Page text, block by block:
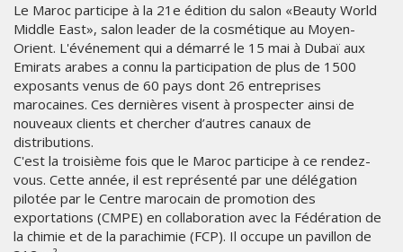
Le Maroc participe à la 21e édition du salon «Beauty World
Middle East», salon leader de la cosmétique au Moyen-
Orient. L'événement qui a démarré le 15 mai à Dubaï aux
Emirats arabes a connu la participation de plus de 1500
exposants venus de 60 pays dont 26 entreprises
marocaines. Ces dernières visent à prospecter ainsi de
nouveaux clients et chercher d’autres canaux de
distributions.
C'est la troisième fois que le Maroc participe à ce rendez-
vous. Cette année, il est représenté par une délégation
pilotée par le Centre marocain de promotion des
exportations (CMPE) en collaboration avec la Fédération de
la chimie et de la parachimie (FCP). Il occupe un pavillon de